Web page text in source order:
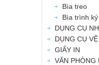
Bìa treo
Bìa trình ký
DỤNG CỤ
DỤNG CỤ
GIẤY IN
VĂN PHÒNG